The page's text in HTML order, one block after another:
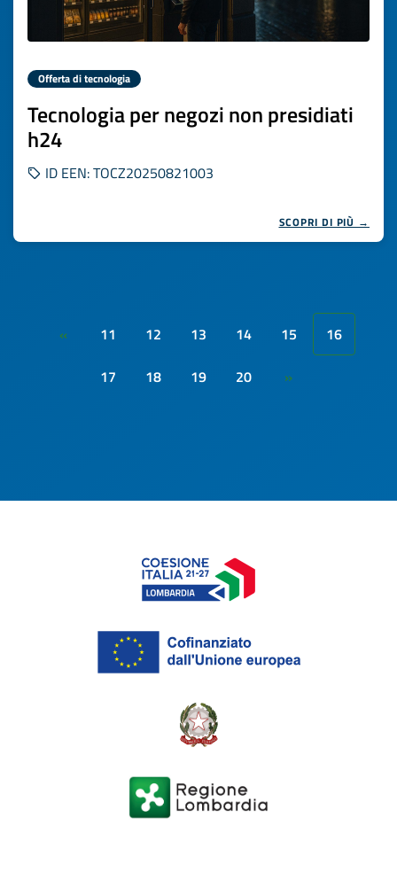
Offerta di tecnologia
Tecnologia per negozi non presidiati
h24
ID EEN: TOCZ20250821003
SCOPRI DI PIÙ →
« 11 12 13 14 15
16
17
18 19 20 »